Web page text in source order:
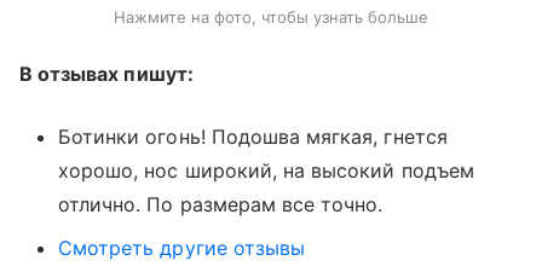
Нажмите на фото, чтобы узнать больше
В отзывах пишут:
Ботинки огонь! Подошва мягкая, гнется
хорошо, нос широкий, на высокий подъем
отлично. По размерам все точно.
Смотреть другие отзывы